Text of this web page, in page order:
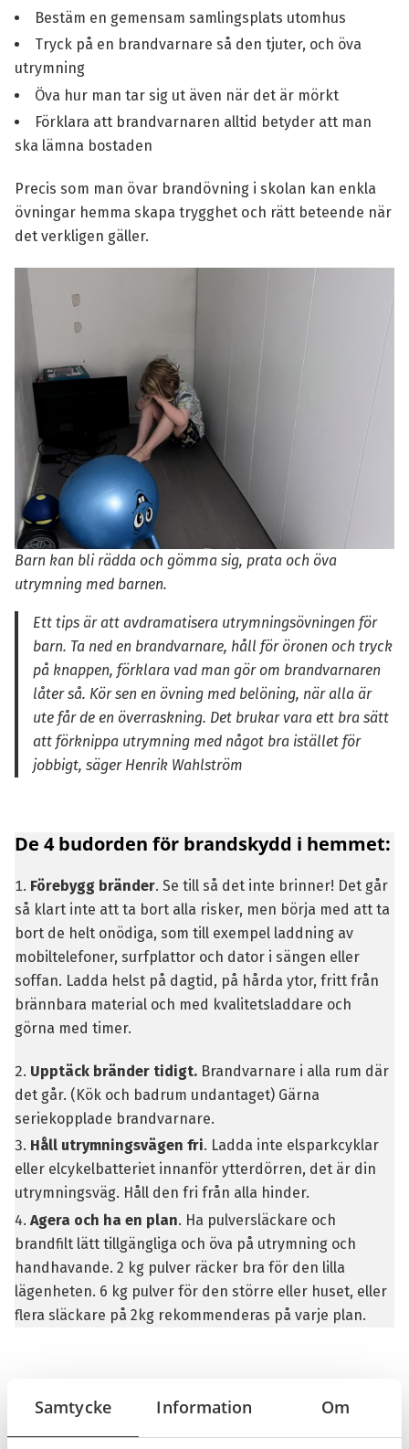
Samtycke Information Om
Bestäm en gemensam samlingsplats utomhus
Tryck på en brandvarnare så den tjuter, och öva
utrymning
Öva hur man tar sig ut även när det är mörkt
Förklara att brandvarnaren alltid betyder att man
ska lämna bostaden
Precis som man övar brandövning i skolan kan enkla
övningar hemma skapa trygghet och rätt beteende när
det verkligen gäller.
Barn kan bli rädda och gömma sig, prata och öva
utrymning med barnen.
Ett tips är att avdramatisera utrymningsövningen för
barn. Ta ned en brandvarnare, håll för öronen och tryck
på knappen, förklara vad man gör om brandvarnaren
låter så. Kör sen en övning med belöning, när alla är
ute får de en överraskning. Det brukar vara ett bra sätt
att förknippa utrymning med något bra istället för
jobbigt, säger Henrik Wahlström
De 4 budorden för brandskydd i hemmet:
Förebygg bränder. Se till så det inte brinner! Det går
så klart inte att ta bort alla risker, men börja med att ta
bort de helt onödiga, som till exempel laddning av
mobiltelefoner, surfplattor och dator i sängen eller
soffan. Ladda helst på dagtid, på hårda ytor, fritt från
brännbara material och med kvalitetsladdare och
görna med timer.
Upptäck bränder tidigt. Brandvarnare i alla rum där
det går. (Kök och badrum undantaget) Gärna
seriekopplade brandvarnare.
Håll utrymningsvägen fri. Ladda inte elsparkcyklar
eller elcykelbatteriet innanför ytterdörren, det är din
utrymningsväg. Håll den fri från alla hinder.
Agera och ha en plan. Ha pulversläckare och
brandfilt lätt tillgängliga och öva på utrymning och
handhavande. 2 kg pulver räcker bra för den lilla
lägenheten. 6 kg pulver för den större eller huset, eller
flera släckare på 2kg rekommenderas på varje plan.
Tidig varning är den mest underskattade
säkerhetsåtgärden